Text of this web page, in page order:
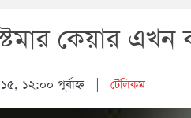
কেয়ার এখন
১২:০০ পূর্বাহ্ন| টেলিকম